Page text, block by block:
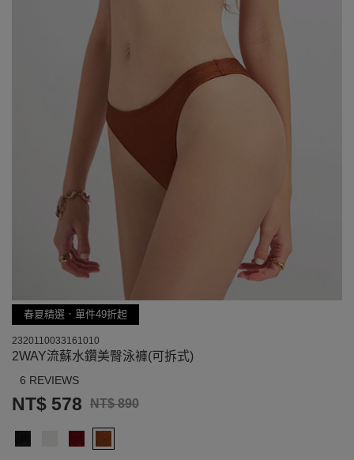
春夏精選．單件49折起
2320110033161010
2WAY流蘇水鑽美臀泳褲(可拆式)
6 REVIEWS
NT$ 578 NT$ 890